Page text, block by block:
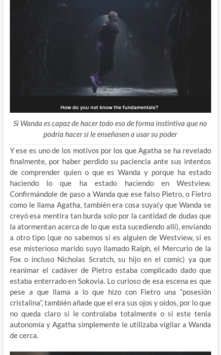
Si Wanda es capaz de hacer todo eso de forma instintiva que no
podría hacer si le enseñasen a usar su poder
Y ese es uno de los motivos por los que Agatha se ha revelado
finalmente, por haber perdido su paciencia ante sus intentos
de comprender quien o que es Wanda y porque ha estado
haciendo lo que ha estado haciendo en Westview.
Confirmándole de paso a Wanda que ese falso Pietro, o Fietro
como le llama Agatha, también era cosa suya(y que Wanda se
creyó esa mentira tan burda solo por la cantidad de dudas que
la atormentan acerca de lo que esta sucediendo allí), enviando
a otro tipo (que no sabemos si es alguien de Westview, si es
ese misterioso marido suyo llamado Ralph, el Mercurio de la
Fox o incluso Nicholas Scratch, su hijo en el comic) ya que
reanimar el cadáver de Pietro estaba complicado dado que
estaba enterrado en Sokovia. Lo curioso de esa escena es que
pese a que llama a lo que hizo con Fietro una “posesión
cristalina”, también añade que el era sus ojos y oídos, por lo que
no queda claro si le controlaba totalmente o si este tenia
autonomía y Agatha simplemente le utilizaba vigilar a Wanda
de cerca.